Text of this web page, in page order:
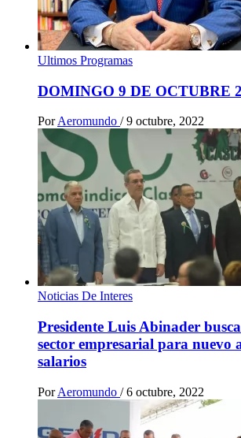
Ultimos Programas
DOMINGO 9 DE OCTUBRE
Por Aeromundo / 9 octubre, 2022
Noticias De Interes
Presidente Luis Abinader
sector empresarial para nuevo
salarios
Por Aeromundo / 6 octubre, 2022